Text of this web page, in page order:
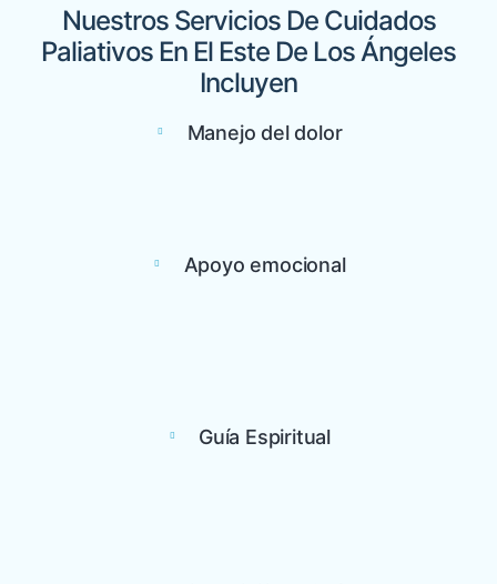
Nuestros Servicios De Cuidados
Paliativos En El Este De Los Ángeles
Incluyen
Manejo del dolor
Apoyo emocional
Guía Espiritual